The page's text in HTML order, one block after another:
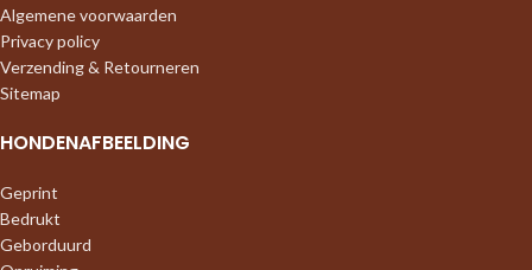
Algemene voorwaarden
Privacy policy
Verzending & Retourneren
Sitemap
HONDENAFBEELDING
Geprint
Bedrukt
Geborduurd